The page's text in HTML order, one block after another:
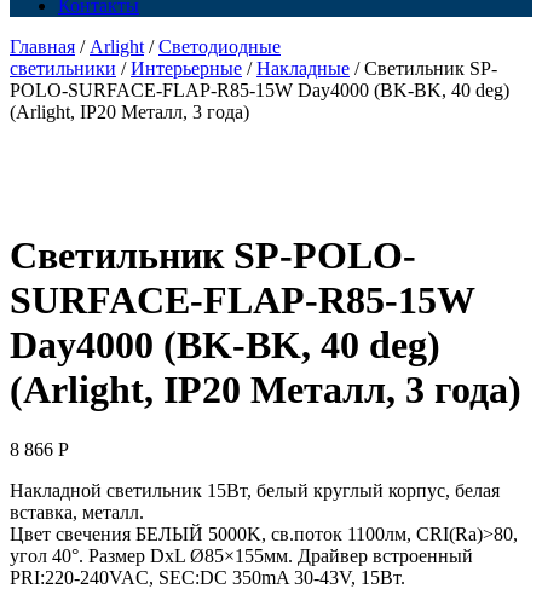
Контакты
Главная / Arlight /Светодиодные
светильники /Интерьерные /Накладные / Светильник SP-
POLO-SURFACE-FLAP-R85-15W Day4000 (BK-BK, 40 deg)
(Arlight, IP20 Металл, 3 года)
Светильник SP-POLO-
SURFACE-FLAP-R85-15W
Day4000 (BK-BK, 40 deg)
(Arlight, IP20 Металл, 3 года)
8 866 Р
Накладной светильник 15Вт, белый круглый корпус, белая
вставка, металл.
Цвет свечения БЕЛЫЙ 5000K, св.поток 1100лм, CRI(Ra)>80,
угол 40°. Размер DxL Ø85×155мм. Драйвер встроенный
PRI:220-240VAC, SEC:DC 350mA 30-43V, 15Вт.